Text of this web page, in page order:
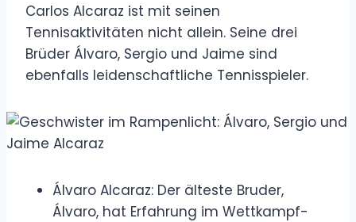
Carlos Alcaraz ist mit seinen
Tennisaktivitäten nicht allein. Seine drei
Brüder Álvaro, Sergio und Jaime sind
ebenfalls leidenschaftliche Tennisspieler.
Álvaro Alcaraz: Der älteste Bruder,
Álvaro, hat Erfahrung im Wettkampf-